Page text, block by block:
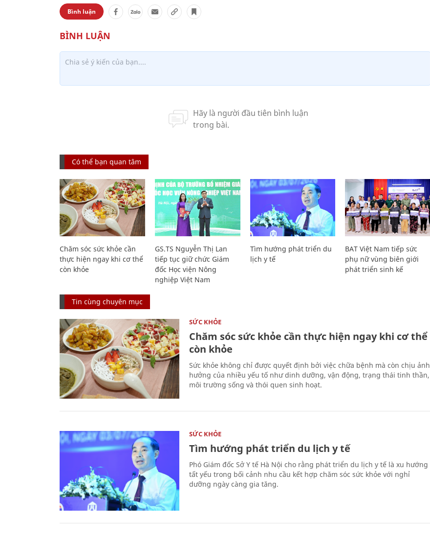
Bình luận
Có thể bạn quan tâm
Chăm sóc sức khỏe cần
thực hiện ngay khi cơ thể
còn khỏe
GS.TS Nguyễn Thị Lan
tiếp tục giữ chức Giám
đốc Học viện Nông
nghiệp Việt Nam
Tìm hướng phát triển du
lịch y tế
BAT Việt Nam tiếp sức
phụ nữ vùng biên giới
phát triển sinh kế
Tin cùng chuyên mục
SỨC KHỎE
Chăm sóc sức khỏe cần thực hiện ngay khi cơ thể
còn khỏe
Sức khỏe không chỉ được quyết định bởi việc chữa bệnh mà còn chịu ảnh
hưởng của nhiều yếu tố như dinh dưỡng, vận động, trạng thái tinh thần,
môi trường sống và thói quen sinh hoạt.
SỨC KHỎE
Tìm hướng phát triển du lịch y tế
Phó Giám đốc Sở Y tế Hà Nội cho rằng phát triển du lịch y tế là xu hướng
tất yếu trong bối cảnh nhu cầu kết hợp chăm sóc sức khỏe với nghỉ
dưỡng ngày càng gia tăng.